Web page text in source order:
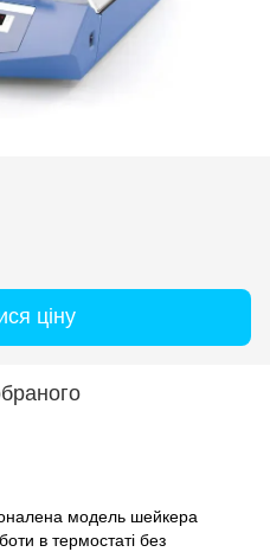
ціну
модель шейкера
в термостаті без